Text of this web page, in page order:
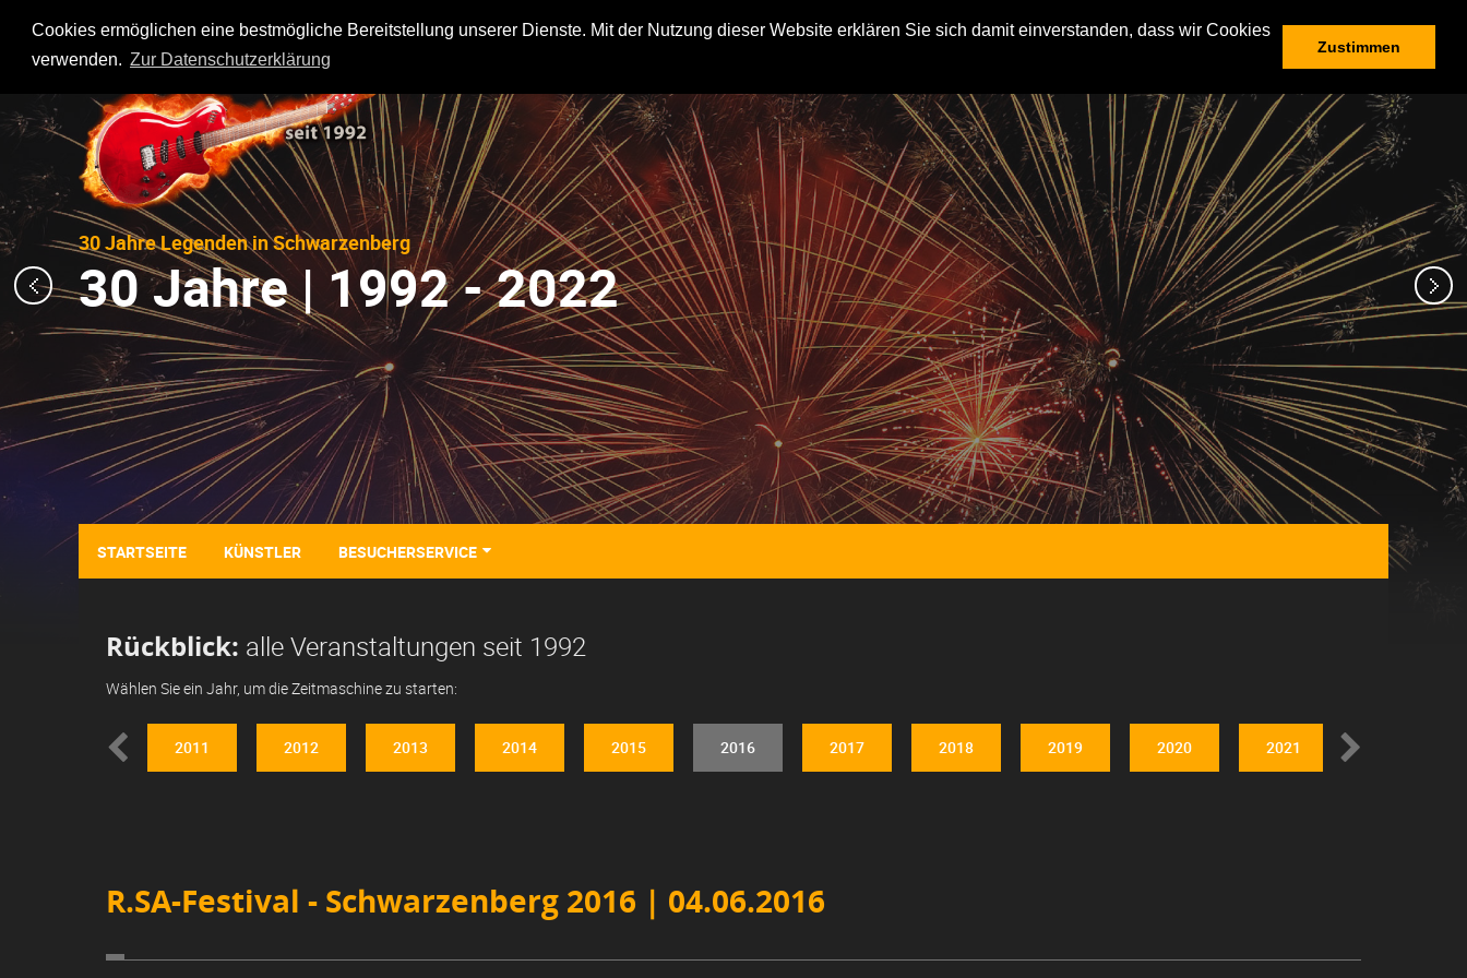
Cookies ermöglichen eine bestmögliche Bereitstellung unserer Dienste. Mit der Nutzung dieser Website erklären Sie sich damit einverstanden, dass wir Cookies
verwenden. Zur Datenschutzerklärung
Zustimmen
STARTSEITE KÜNSTLER BESUCHERSERVICE 
30 Jahre Legenden in Schwarzenberg
30 Jahre | 1992 - 2022
Rückblick: alle Veranstaltungen seit 1992
Wählen Sie ein Jahr, um die Zeitmaschine zu starten:
2011 2012 2013 2014 2015 2016 2017 2018 2019 2020 2021
R.SA-Festival - Schwarzenberg 2016 | 04.06.2016
Startseite
Künstler
Besucherservice
Waldbühne
Rückblick
Die Veranstaltungen
Geschichte der Oldie-Nacht
Impressum
Datenschutz
AGB